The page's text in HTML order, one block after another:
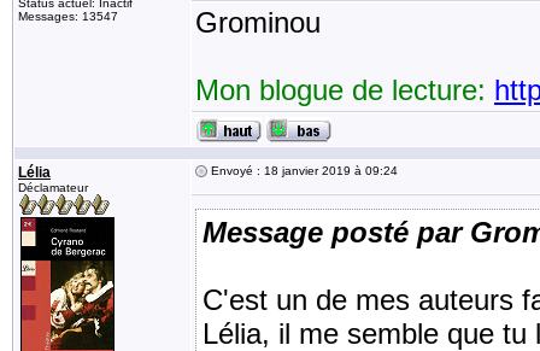
Status actuel: Inactif
Messages: 13547
Grominou
Mon blogue de lecture:
Lélia
Déclamateur
Envoyé : 18 janvier 2019 à 09:24
Message posté par
C'est un de mes auteurs
Lélia, il me semble que tu